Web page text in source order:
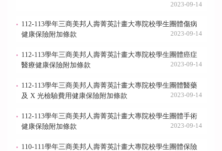
2023-09-14
112-113學年三商美邦人壽菁英計畫大專院校學生團體傷病
健康保險附加條款
2023-09-14
112-113學年三商美邦人壽菁英計畫大專院校學生團體癌症
醫療健康保險附加條款
2023-09-14
112-113學年三商美邦人壽菁英計畫大專院校學生團體醫藥
及 X 光檢驗費用健康保險附加條款
2023-09-14
112-113學年三商美邦人壽菁英計畫大專院校學生團體手術
健康保險附加條款
2023-09-14
110-111學年三商美邦人壽菁英計畫大專院校學生團體保險